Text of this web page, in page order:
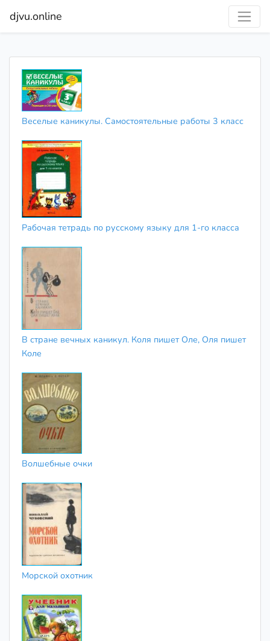
djvu.online
Веселые каникулы. Самостоятельные работы 3 класс
Рабочая тетрадь по русскому языку для 1-го класса
В стране вечных каникул. Коля пишет Оле, Оля пишет
Коле
Волшебные очки
Морской охотник